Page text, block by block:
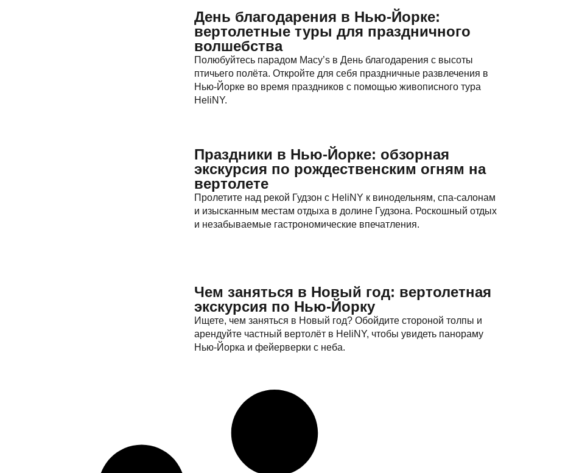
День благодарения в Нью-Йорке:
вертолетные туры для праздничного
волшебства
Полюбуйтесь парадом Macy’s в День благодарения с высоты
птичьего полёта. Откройте для себя праздничные развлечения в
Нью-Йорке во время праздников с помощью живописного тура
HeliNY.
Праздники в Нью-Йорке: обзорная
экскурсия по рождественским огням на
вертолете
Пролетите над рекой Гудзон с HeliNY к винодельням, спа-салонам
и изысканным местам отдыха в долине Гудзона. Роскошный отдых
и незабываемые гастрономические впечатления.
Чем заняться в Новый год: вертолетная
экскурсия по Нью-Йорку
Ищете, чем заняться в Новый год? Обойдите стороной толпы и
арендуйте частный вертолёт в HeliNY, чтобы увидеть панораму
Нью-Йорка и фейерверки с неба.